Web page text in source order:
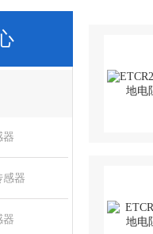
器
感器
器